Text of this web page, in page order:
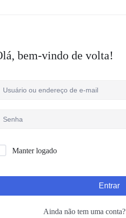
bem-vindo de volta!
Manter logado
Entrar
Ainda não tem uma conta?